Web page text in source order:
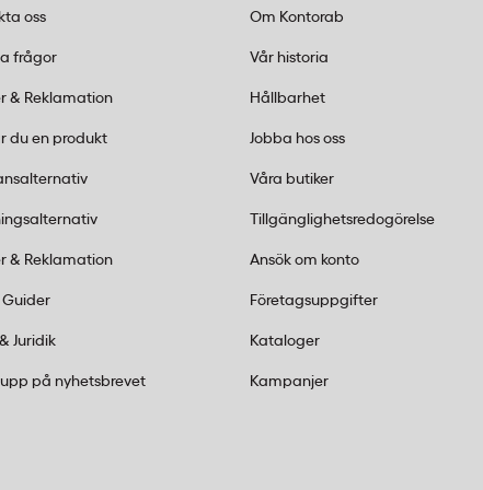
för att undvika repor på beläggningen.
kökssvampar ingår i en förpackning?
i måttet 85 x 55 mm, vilket passar för löpande
i storkök och restaurangmiljöer.
oss
frågor
& Reklamation
du en produkt
& Reklamation
Guider
Juridik
på nyhetsbrevet
Om Kontorab
Vår historia
Hållbarhet
Jobba hos oss
Våra butiker
Tillgänglighetsredogörelse
Ansök om konto
Företagsuppgifter
Kataloger
Kampanjer